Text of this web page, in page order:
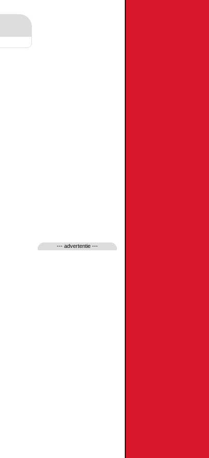
--- advertentie ---